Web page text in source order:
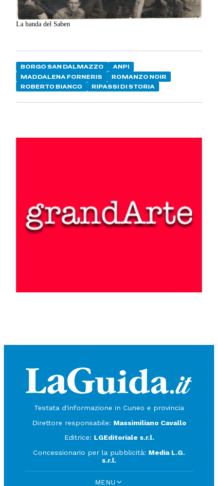
La banda del Saben
BORGO SAN DALMAZZO
ANPI
MADDALENA FORNERIS
ROMANZO NOIR
ROBERTO BIANCO
RIPASSI DI STORIA
Testata d'informazione in Cuneo e provincia
Direttore responsabile: Massimiliano Cavallo
Editrice: LGEditoriale s.r.l.
Concessionario per la pubblicità: Media L.G.
s.r.l.
MENU